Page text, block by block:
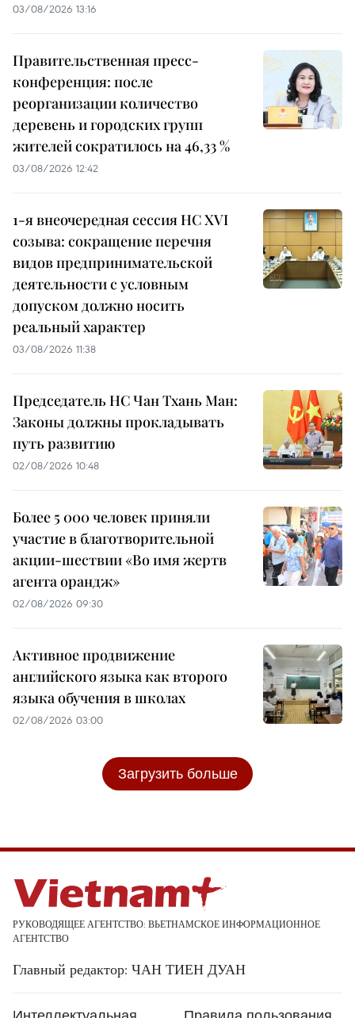
03/08/2026 13:16
Правительственная пресс-
конференция: после
реорганизации количество
деревень и городских групп
жителей сократилось на 46,33 %
03/08/2026 12:42
1-я внеочередная сессия НС XVI
созыва: сокращение перечня
видов предпринимательской
деятельности с условным
допуском должно носить
реальный характер
03/08/2026 11:38
Председатель НС Чан Тхань Ман:
Законы должны прокладывать
путь развитию
02/08/2026 10:48
Более 5 000 человек приняли
участие в благотворительной
акции-шествии «Во имя жертв
агента орандж»
02/08/2026 09:30
Активное продвижение
английского языка как второго
языка обучения в школах
02/08/2026 03:00
Загрузить больше
РУКОВОДЯЩЕЕ АГЕНТСТВО: ВЬЕТНАМСКОЕ ИНФОРМАЦИОННОЕ
АГЕНТСТВО
Главный редактор: ЧАН ТИЕН ДУАН